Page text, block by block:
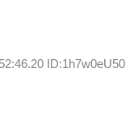
ID:1h7w0eU50